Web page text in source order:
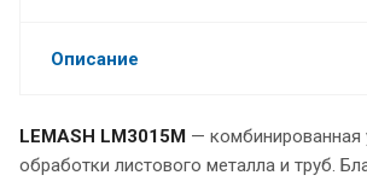
Описание
LEMASH LM3015M — комбинированная
обработки листового металла и труб.